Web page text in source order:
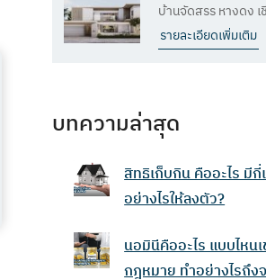
บ้านจัดสรร หางดง เ
รายละเอียดเพิ่มเติม
บทความล่าสุด
สิทธิเก็บกิน คืออะไร มี
อย่างไรให้ลงตัว?
นอมินีคืออะไร แบบไหน
กฎหมาย ทำอย่างไรถึง